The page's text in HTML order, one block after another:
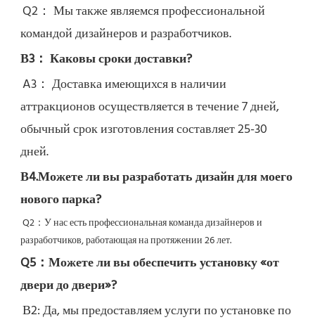
Q2： Мы также являемся профессиональной
командой дизайнеров и разработчиков.
В3： Каковы сроки доставки?
A3： Доставка имеющихся в наличии
аттракционов осуществляется в течение 7 дней,
обычный срок изготовления составляет 25-30
дней.
В4.Можете ли вы разработать дизайн для моего
нового парка?
Q2： У нас есть профессиональная команда дизайнеров и
разработчиков, работающая на протяжении 26 лет.
Q5： Можете ли вы обеспечить установку «от
двери до двери»?
В2: Да, мы предоставляем услуги по установке по